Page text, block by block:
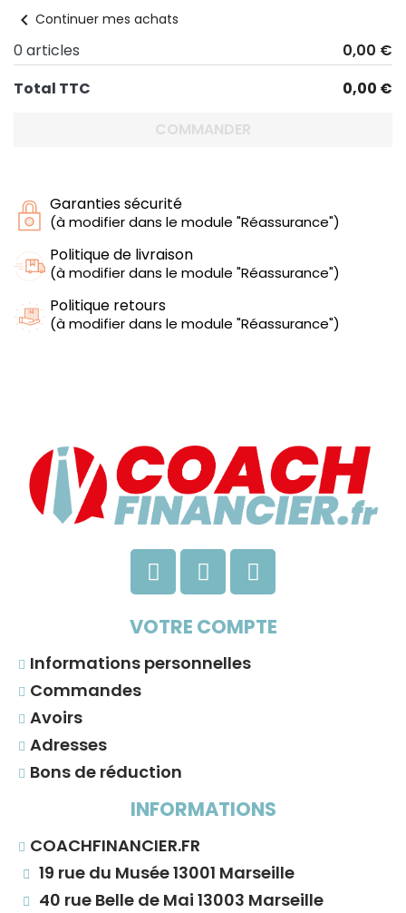
chevron_left Continuer mes achats
0 articles
0,00 €
Total TTC
0,00 €
COMMANDER
Garanties sécurité
(à modifier dans le module "Réassurance")
Politique de livraison
(à modifier dans le module "Réassurance")
Politique retours
(à modifier dans le module "Réassurance")
VOTRE COMPTE
Informations personnelles
Commandes
Avoirs
Adresses
Bons de réduction
INFORMATIONS
COACHFINANCIER.FR
19 rue du Musée 13001 Marseille
40 rue Belle de Mai 13003 Marseille